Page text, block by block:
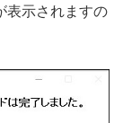
表示されますの